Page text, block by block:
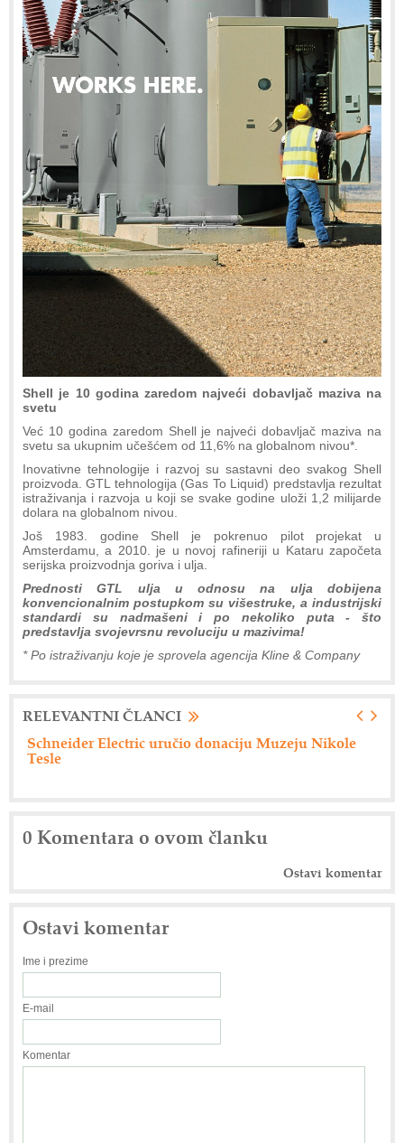
Shell je 10 godina zaredom najveći dobavljač maziva na
svetu
Već 10 godina zaredom Shell je najveći dobavljač maziva na
svetu sa ukupnim učešćem od 11,6% na globalnom nivou*.
Inovativne tehnologije i razvoj su sastavni deo svakog Shell
proizvoda. GTL tehnologija (Gas To Liquid) predstavlja rezultat
istraživanja i razvoja u koji se svake godine uloži 1,2 milijarde
dolara na globalnom nivou.
Još 1983. godine Shell je pokrenuo pilot projekat u
Amsterdamu, a 2010. je u novoj rafineriji u Kataru započeta
serijska proizvodnja goriva i ulja.
Prednosti GTL ulja u odnosu na ulja dobijena
konvencionalnim postupkom su višestruke, a industrijski
standardi su nadmašeni i po nekoliko puta - što
predstavlja svojevrsnu revoluciju u mazivima!
* Po istraživanju koje je sprovela agencija Kline & Company
RELEVANTNI ČLANCI
Engel i Borealis-Borouge-Nova Chemicals Pre-K
events 2016
0 Komentara o ovom članku
Ostavi komentar
Ostavi komentar
Ime i prezime
E-mail
Komentar